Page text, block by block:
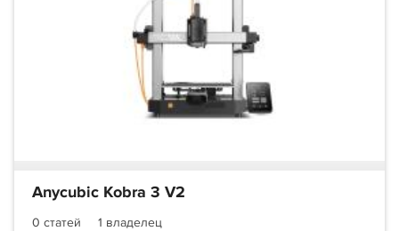
Anycubic Kobra 3 V2
0 статей
1 владелец